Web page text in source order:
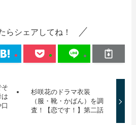
らシェアしてね！
杉咲花のドラマ衣装
（服・靴・かばん）を調
査！【恋です！】第二話